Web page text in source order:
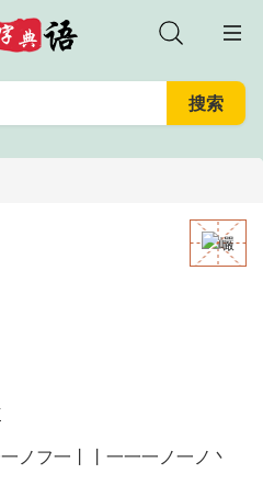
ノフ一丨丨一一一ノ一ノ丶